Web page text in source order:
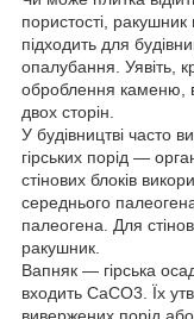
пористості,
підходить для
опалубання. Уявіть,
оброблення каменю,
двох сторін.
У будівництві часто
гірських порід —
стінових блоків
середнього
палеогена. Для
ракушник.
Вапняк — гірська
входить CaCO3. Їх